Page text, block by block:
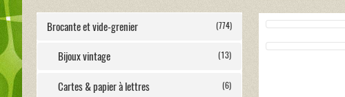
Brocante et vide-grenier (774)
Bijoux vintage (13)
Cartes & papier à lettres (6)